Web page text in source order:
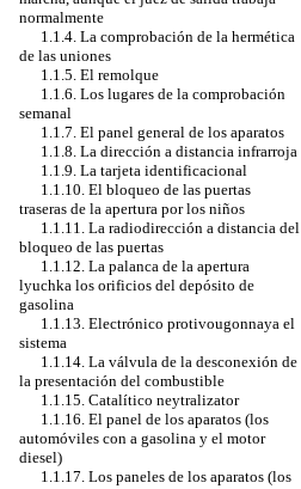
normalmente
1.1.4. La comprobación de la hermética
de las uniones
1.1.5. El remolque
1.1.6. Los lugares de la comprobación
semanal
1.1.7. El panel general de los aparatos
1.1.8. La dirección a distancia infrarroja
1.1.9. La tarjeta identificacional
1.1.10. El bloqueo de las puertas
traseras de la apertura por los niños
1.1.11. La radiodirección a distancia del
bloqueo de las puertas
1.1.12. La palanca de la apertura
lyuchka los orificios del depósito de
gasolina
1.1.13. Electrónico protivougonnaya el
sistema
1.1.14. La válvula de la desconexión de
la presentación del combustible
1.1.15. Catalítico neytralizator
1.1.16. El panel de los aparatos (los
automóviles con a gasolina y el motor
diesel)
1.1.17. Los paneles de los aparatos (los